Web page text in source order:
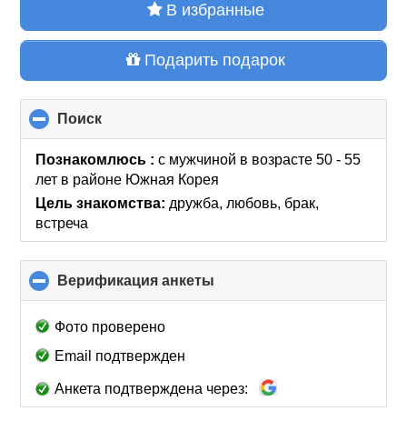
В избранные
Подарить подарок
Поиск
to
collapse
contents
Познакомлюсь :с мужчиной в возрасте 50 - 55
лет в районе Южная Корея
Цель знакомства: дружба, любовь, брак,
встреча
Верификация анкеты
to
Фото проверено
Email подтвержден
Анкета подтверждена через: